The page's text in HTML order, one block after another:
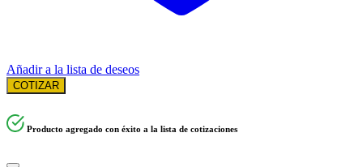
Añadir a la lista de deseos
COTIZAR
Producto agregado con éxito a la lista de cotizaciones